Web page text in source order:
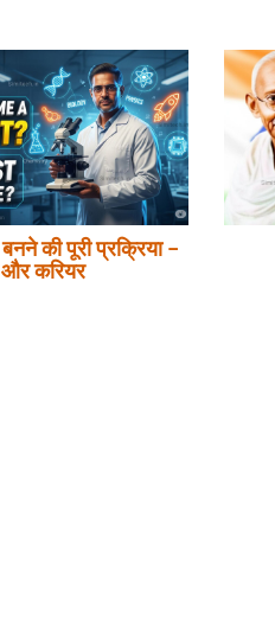
की पूरी प्रक्रिया –
और करियर